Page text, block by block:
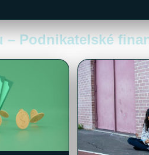
– Podnikatelské